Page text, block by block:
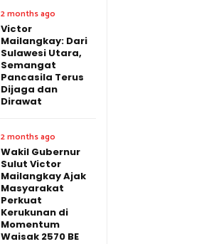
2 months ago
Victor
Mailangkay: Dari
Sulawesi Utara,
Semangat
Pancasila Terus
Dijaga dan
Dirawat
2 months ago
Wakil Gubernur
Sulut Victor
Mailangkay Ajak
Masyarakat
Perkuat
Kerukunan di
Momentum
Waisak 2570 BE